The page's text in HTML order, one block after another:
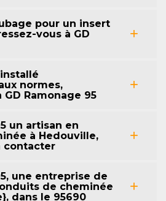
pour un insert
vous à GD
normes,
Ramonage 95
un artisan en
à Hedouville,
contacter
une entreprise de
de cheminée
dans le 95690